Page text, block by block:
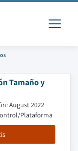
Tamaño y
August 2022
Plataforma